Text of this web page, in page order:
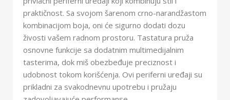
praktičnost. Sa svojom šarenom crno-narandžastom
kombinacijom boja, oni će sigurno dodati dozu
živosti vašem radnom prostoru. Tastatura pruža
osnovne funkcije sa dodatnim multimedijalnim
tasterima, dok miš obezbeđuje preciznost i
udobnost tokom korišćenja. Ovi periferni uređaji su
prikladni za svakodnevnu upotrebu i pružaju